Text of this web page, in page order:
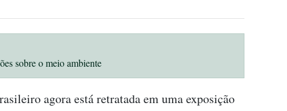
sobre o meio ambiente
agora está retratada em uma exposição